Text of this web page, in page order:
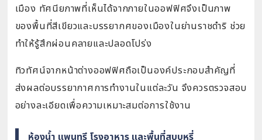
เมือง ทัศนียภาพที่เห็นได้จากภายในออฟฟิศจึงเป็นภาพ
ของพื้นที่สีเขียวและบรรยากศของเมืองในย่านราชดำริ ช่วย
ทำให้รู้สึกผ่อนคลายและปลอดโปร่ง
ทิวทัศน์จากหน้าต่างออฟฟิศถือเป็นองค์ประกอบสำคัญที่
ส่งผลต่อบรรยากาศการทำงานในแต่ละวัน จึงควรตรวจสอบ
อย่างละเอียดเพื่อความเหมาะสมต่อการใช้งาน
ห้องน้ำ แพนทรี โรงอาหาร และพื้นที่สูบบุหรี่